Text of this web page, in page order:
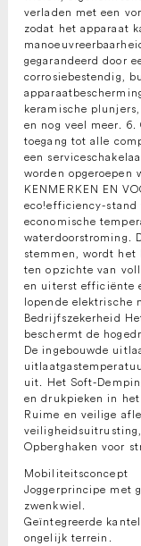
verladen met een
zodat het apparaat
gegarandeerd door
corrosiebestendig,
keramische
en nog veel meer.
toegang tot alle
een
worden opgeroepen
KENMERKEN EN
eco!efficiency-
economische
waterdoorstroming.
stemmen, wordt
ten opzichte van
en uiterst efficiënte
lopende elektrische
Bedrijfszekerheid
beschermt de
De ingebouwde
uit. Het Soft-
en drukpieken in
Ruime en veilige
Opberghaken voor
Mobiliteitsconcept
Joggerprincipe met
zwenkwiel.
Geïntegreerde
ongelijk terrein.